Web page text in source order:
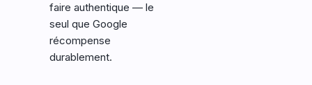
faire authentique — le
seul que Google
récompense
durablement.